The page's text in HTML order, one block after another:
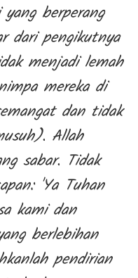
berperang
dari pengikutnya
menjadi lemah
mereka di
dan tidak
Allah
sabar. Tidak
'Ya Tuhan
kami dan
berlebihan
pendirian